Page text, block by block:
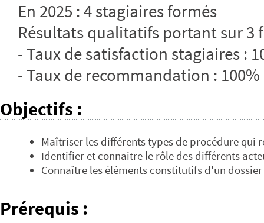
En 2025 : 4 stagiaires formés
Résultats qualitatifs portant sur 3
- Taux de satisfaction stagiaires :
- Taux de recommandation : 100%
Objectifs :
Maîtriser les différents types de procédure qui
Identifier et connaitre le rôle des différents
Connaître les éléments constitutifs d'un
Prérequis :